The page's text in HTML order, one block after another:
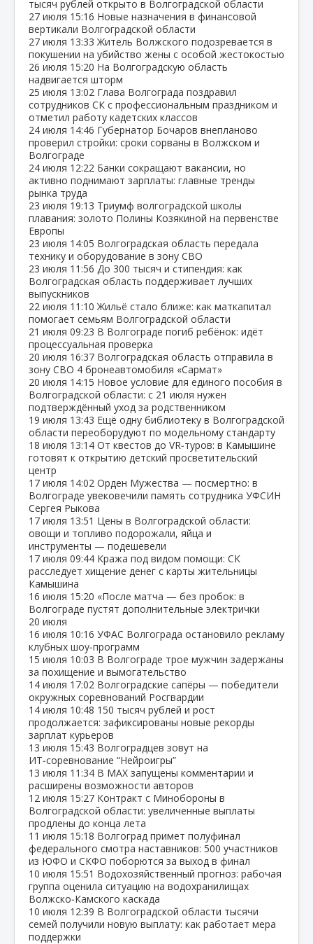
тысяч рублей открыто в Волгоградской области
27 июля 15:16 Новые назначения в финансовой
вертикали Волгоградской области
27 июля 13:33 Житель Волжского подозревается в
покушении на убийство жены с особой жестокостью
26 июля 15:20 На Волгоградскую область
надвигается шторм
25 июля 13:02 Глава Волгограда поздравил
сотрудников СК с профессиональным праздником и
отметил работу кадетских классов
24 июля 14:46 Губернатор Бочаров внепланово
проверил стройки: сроки сорваны в Волжском и
Волгограде
24 июля 12:22 Банки сокращают вакансии, но
активно поднимают зарплаты: главные тренды
рынка труда
23 июля 19:13 Триумф волгоградской школы
плавания: золото Полины Козякиной на первенстве
Европы
23 июля 14:05 Волгоградская область передала
технику и оборудование в зону СВО
23 июля 11:56 До 300 тысяч и стипендия: как
Волгоградская область поддерживает лучших
выпускников
22 июля 11:10 Жильё стало ближе: как маткапитал
помогает семьям Волгоградской области
21 июля 09:23 В Волгограде погиб ребёнок: идёт
процессуальная проверка
20 июля 16:37 Волгоградская область отправила в
зону СВО 4 бронеавтомобиля «Сармат»
20 июля 14:15 Новое условие для единого пособия в
Волгоградской области: с 21 июля нужен
подтверждённый уход за родственником
19 июля 13:43 Ещё одну библиотеку в Волгоградской
области переоборудуют по модельному стандарту
18 июля 13:14 От квестов до VR‑туров: в Камышине
готовят к открытию детский просветительский
центр
17 июля 14:02 Орден Мужества — посмертно: в
Волгограде увековечили память сотрудника УФСИН
Сергея Рыкова
17 июля 13:51 Цены в Волгоградской области:
овощи и топливо подорожали, яйца и
инструменты — подешевели
17 июля 09:44 Кража под видом помощи: СК
расследует хищение денег с карты жительницы
Камышина
16 июля 15:20 «После матча — без пробок: в
Волгограде пустят дополнительные электрички
20 июля
16 июля 10:16 УФАС Волгограда остановило рекламу
клубных шоу‑программ
15 июля 10:03 В Волгограде трое мужчин задержаны
за похищение и вымогательство
14 июля 17:02 Волгоградские сапёры — победители
окружных соревнований Росгвардии
14 июля 10:48 150 тысяч рублей и рост
продолжается: зафиксированы новые рекорды
зарплат курьеров
13 июля 15:43 Волгоградцев зовут на
ИТ‑соревнование “Нейроигры”
13 июля 11:34 В МАХ запущены комментарии и
расширены возможности авторов
12 июля 15:27 Контракт с Минобороны в
Волгоградской области: увеличенные выплаты
продлены до конца лета
11 июля 15:18 Волгоград примет полуфинал
федерального смотра наставников: 500 участников
из ЮФО и СКФО поборются за выход в финал
10 июля 15:51 Водохозяйственный прогноз: рабочая
группа оценила ситуацию на водохранилищах
Волжско‑Камского каскада
10 июля 12:39 В Волгоградской области тысячи
семей получили новую выплату: как работает мера
поддержки